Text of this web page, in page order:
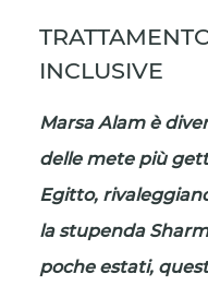
INCLUSIVE
Marsa Alam è
delle mete più
Egitto,
la stupenda
poche estati,